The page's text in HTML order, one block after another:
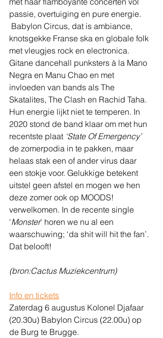
passie, overtuiging en pure energie.
knotsgekke Franse ska en globale folk
met vleugjes rock en electronica.
Gitane dancehall punksters à la Mano
Negra en Manu Chao en met
invloeden van bands als The
Skatalites, The Clash en Rachid Taha.
Hun energie lijkt niet te temperen. In
2020 stond de band klaar om met hun
recentste plaat ‘State Of Emergency’
de zomerpodia in te pakken, maar
helaas stak een of ander virus daar
een stokje voor. Gelukkige betekent
uitstel geen afstel en mogen we hen
deze zomer ook op MOODS!
verwelkomen. In de recente single
‘Monster’ horen we nu al een
waarschuwing; ‘da shit will hit the fan’.
Dat belooft!
(bron:Cactus Muziekcentrum)
Info en tickets
Zaterdag 6 augustus Kolonel Djafaar
(20.30u) Babylon Circus (22.00u) op
de Burg te Brugge.